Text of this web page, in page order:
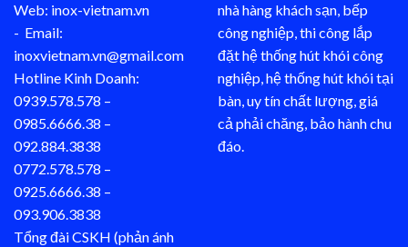
Web: inox-vietnam.vn
- Email:
inoxvietnam.vn@gmail.com
Hotline Kinh Doanh:
0939.578.578 –
0985.6666.38 –
092.884.3838
0772.578.578 –
0925.6666.38 –
093.906.3838
Tổng đài CSKH (phản ánh
nhà hàng khách sạn, bếp
công nghiệp, thi công lắp
đặt hệ thống hút khói công
nghiệp, hệ thống hút khói tại
bàn, uy tín chất lượng, giá
cả phải chăng, bảo hành chu
đáo.